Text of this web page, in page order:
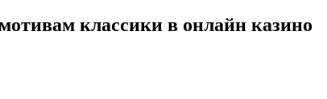
классики в онлайн казино